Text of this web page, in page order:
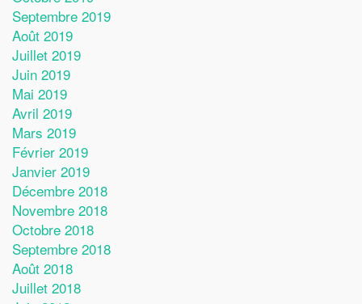
Septembre 2019
Août 2019
Juillet 2019
Juin 2019
Mai 2019
Avril 2019
Mars 2019
Février 2019
Janvier 2019
Décembre 2018
Novembre 2018
Octobre 2018
Septembre 2018
Août 2018
Juillet 2018